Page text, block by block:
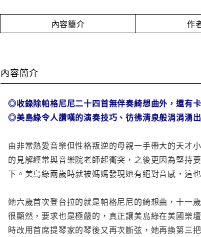
內容簡介 作
內容簡介
◎收錄除帕格尼尼二十四首無伴奏綺想曲外，還有
◎美島綠令人讚嘆的演奏技巧、彷彿清泉般涓涓湧
由非常熱愛音樂但性格叛逆的母親一手帶大的天才
的見解經常與音樂院老師起衝突，之後更因為堅持
下。美島綠兩歲時就被媽媽發現她有絕對音感，這
她六歲首次登台拉的就是帕格尼尼的綺想曲，十一
很顯然，要求也是極嚴的，真正讓美島綠在美國樂
時改用首席提琴家的琴後又再次斷弦，她再換第三